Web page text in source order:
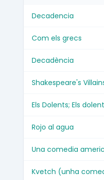
Decadencia
Com els grecs
Decadència
Shakespeare's
Els Dolents; Els
Rojo al agua
Una comedia
Kvetch (unha